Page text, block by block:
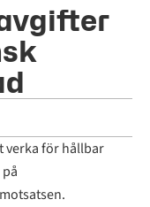
verka för hållbar